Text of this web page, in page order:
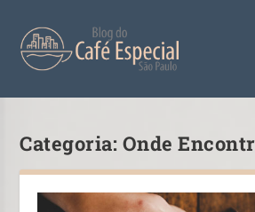
Categoria: Onde